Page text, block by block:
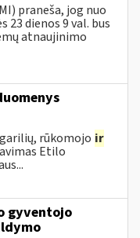
praneša, jog nuo
23 dienos 9 val. bus
atnaujinimo
rūkomojo ir
Etilo
gyventojo